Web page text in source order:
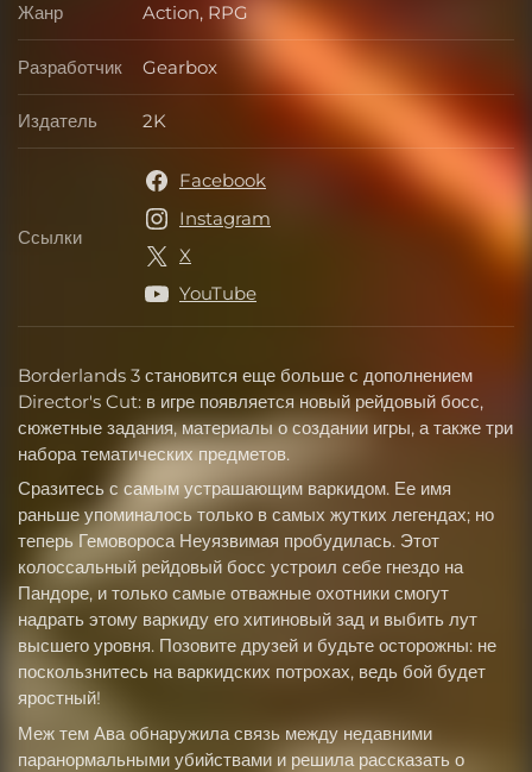
Borderlands 3 становится еще больше с дополнением
Director's Cut: в игре появляется новый рейдовый босс,
сюжетные задания, материалы о создании игры, а также три
набора тематических предметов.
Сразитесь с самым устрашающим варкидом. Ее имя
раньше упоминалось только в самых жутких легендах; но
теперь Гемовороса Неуязвимая пробудилась. Этот
колоссальный рейдовый босс устроил себе гнездо на
Пандоре, и только самые отважные охотники смогут
надрать этому варкиду его хитиновый зад и выбить лут
высшего уровня. Позовите друзей и будьте осторожны: не
поскользнитесь на варкидских потрохах, ведь бой будет
яростный!
Меж тем Ава обнаружила связь между недавними
паранормальными убийствами и решила рассказать о
Жанр Жанр
Action, RPG
Разработчик Разработчик
Gearbox
Издатель Издатель
2K
Ссылки Ссылки
Facebook
Instagram
X
YouTube